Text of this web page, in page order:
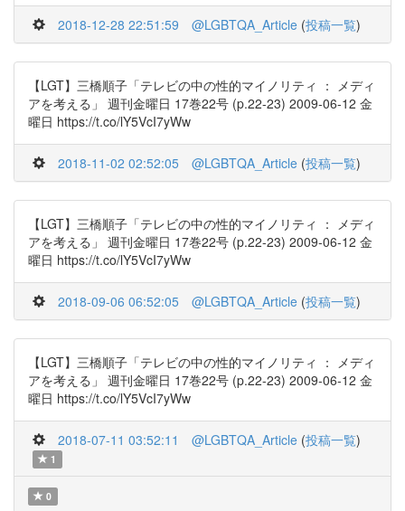
2018-12-28 22:51:59 @LGBTQA_Article (投稿一覧)
【LGT】三橋順子「テレビの中の性的マイノリティ ： メディ
アを考える」 週刊金曜日 17巻22号 (p.22-23) 2009-06-12 金
曜日 https://t.co/lY5VcI7yWw
2018-11-02 02:52:05 @LGBTQA_Article (投稿一覧)
【LGT】三橋順子「テレビの中の性的マイノリティ ： メディ
アを考える」 週刊金曜日 17巻22号 (p.22-23) 2009-06-12 金
曜日 https://t.co/lY5VcI7yWw
2018-09-06 06:52:05 @LGBTQA_Article (投稿一覧)
【LGT】三橋順子「テレビの中の性的マイノリティ ： メディ
アを考える」 週刊金曜日 17巻22号 (p.22-23) 2009-06-12 金
曜日 https://t.co/lY5VcI7yWw
2018-07-11 03:52:11 @LGBTQA_Article (投稿一覧)
1
0